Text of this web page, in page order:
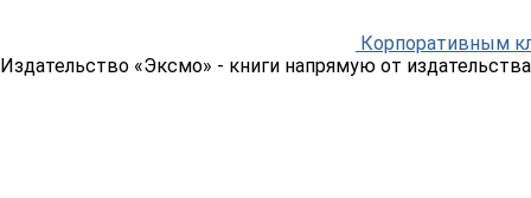
Корпоративным
Издательство «Эксмо» - книги напрямую от издательства